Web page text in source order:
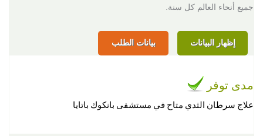
جميع أنحاء العالم كل سنة.
إظهار البيانات بيانات الطلب
مدى توفر
علاج سرطان الثدي متاح في مستشفى بانكوك باتايا